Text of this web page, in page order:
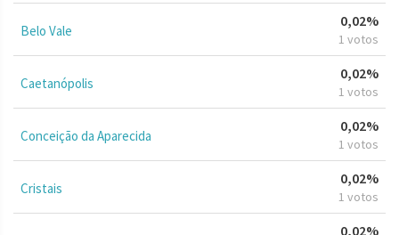
Belo Vale
0,02%
1 votos
Caetanópolis
0,02%
1 votos
Conceição da Aparecida
0,02%
1 votos
Cristais
0,02%
1 votos
0,02%